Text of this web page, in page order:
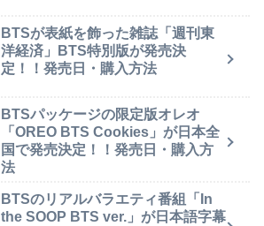
BTSが表紙を飾った雑誌「週刊東
洋経済」BTS特別版が発売決
定！！発売日・購入方法
BTSパッケージの限定版オレオ
「OREO BTS Cookies」が日本全
国で発売決定！！発売日・購入方
法
BTSのリアルバラエティ番組「In
the SOOP BTS ver.」が日本語字幕